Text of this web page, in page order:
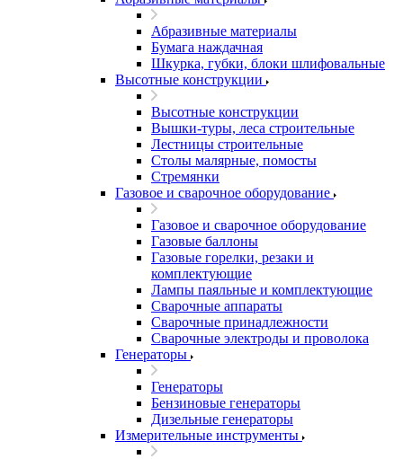
Абразивные материалы
Бумага наждачная
Шкурка, губки, блоки шлифовальные
Высотные конструкции
Высотные конструкции
Вышки-туры, леса строительные
Лестницы строительные
Столы малярные, помосты
Стремянки
Газовое и сварочное оборудование
Газовое и сварочное оборудование
Газовые баллоны
Газовые горелки, резаки и
комплектующие
Лампы паяльные и комплектующие
Сварочные аппараты
Сварочные принадлежности
Сварочные электроды и проволока
Генераторы
Генераторы
Бензиновые генераторы
Дизельные генераторы
Измерительные инструменты